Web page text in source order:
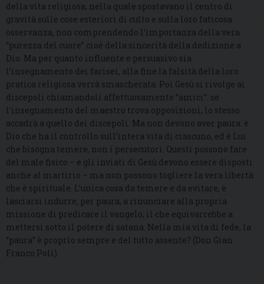
della vita religiosa, nella quale spostavano il centro di
gravità sulle cose esteriori di culto e sulla loro faticosa
osservanza, non comprendendo l’importanza della vera
“purezza del cuore” cioè della sincerità della dedizione a
Dio. Ma per quanto influente e persuasivo sia
l’insegnamento dei farisei, alla fine la falsità della loro
pratica religiosa verrà smascherata. Poi Gesù si rivolge ai
discepoli chiamandoli affettuosamente “amici”: se
l’insegnamento del maestro trova opposizioni, lo stesso
accadrà a quello dei discepoli. Ma non devono aver paura: è
Dio che ha il controllo sull’intera vita di ciascuno, ed è Lui
che bisogna temere, non i persecutori. Questi possono fare
del male fisico – e gli inviati di Gesù devono essere disposti
anche al martirio – ma non possono togliere la vera libertà
che è spirituale. L’unica cosa da temere e da evitare, è
lasciarsi indurre, per paura, a rinunciare alla propria
missione di predicare il vangelo, il che equivarrebbe a
mettersi sotto il potere di satana. Nella mia vita di fede, la
“paura” è proprio sempre e del tutto assente? (Don Gian
Franco Poli).